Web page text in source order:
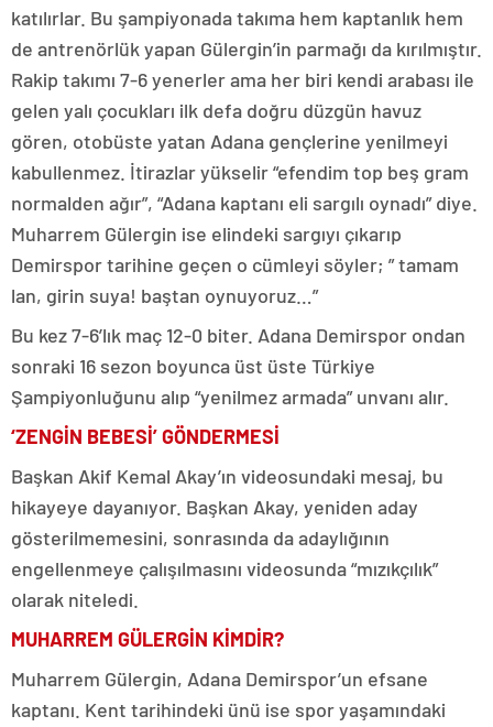
katılırlar. Bu şampiyonada takıma hem kaptanlık hem
de antrenörlük yapan Gülergin’in parmağı da kırılmıştır.
Rakip takımı 7-6 yenerler ama her biri kendi arabası ile
gelen yalı çocukları ilk defa doğru düzgün havuz
gören, otobüste yatan Adana gençlerine yenilmeyi
kabullenmez. İtirazlar yükselir “efendim top beş gram
normalden ağır”, “Adana kaptanı eli sargılı oynadı” diye.
Muharrem Gülergin ise elindeki sargıyı çıkarıp
Demirspor tarihine geçen o cümleyi söyler; ” tamam
lan, girin suya! baştan oynuyoruz…”
Bu kez 7-6’lık maç 12-0 biter. Adana Demirspor ondan
sonraki 16 sezon boyunca üst üste Türkiye
Şampiyonluğunu alıp “yenilmez armada” unvanı alır.
‘ZENGİN BEBESİ’ GÖNDERMESİ
Başkan Akif Kemal Akay’ın videosundaki mesaj, bu
hikayeye dayanıyor. Başkan Akay, yeniden aday
gösterilmemesini, sonrasında da adaylığının
engellenmeye çalışılmasını videosunda “mızıkçılık”
olarak niteledi.
MUHARREM GÜLERGİN KİMDİR?
Muharrem Gülergin, Adana Demirspor’un efsane
kaptanı. Kent tarihindeki ünü ise spor yaşamındaki